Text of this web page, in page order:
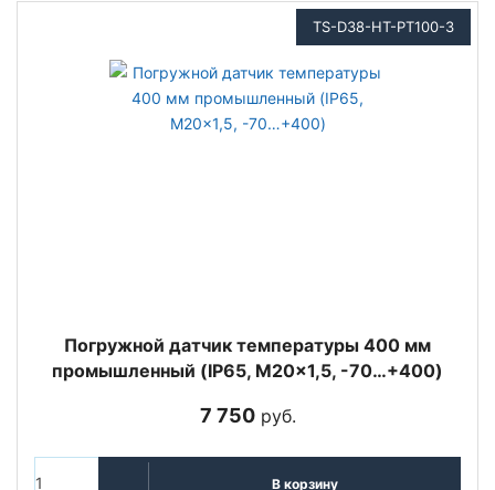
TS-D38-HT-PT100-3
Погружной датчик температуры 400 мм
промышленный (IP65, M20x1,5, -70…+400)
7 750руб.
В корзину